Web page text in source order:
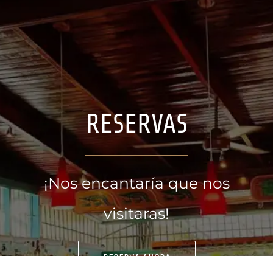
RESERVAS
¡Nos encantaría que nos
visitaras!